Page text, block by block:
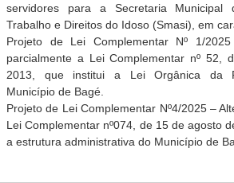
servidores para a Secretaria Municipal
Trabalho e Direitos do Idoso (Smasi), em
Projeto de Lei Complementar Nº 1/
parcialmente a Lei Complementar nº 52,
2013, que institui a Lei Orgânica da
Município de Bagé.
Projeto de Lei Complementar Nº4/2025 –
Lei Complementar nº074, de 15 de agosto
a estrutura administrativa do Município de